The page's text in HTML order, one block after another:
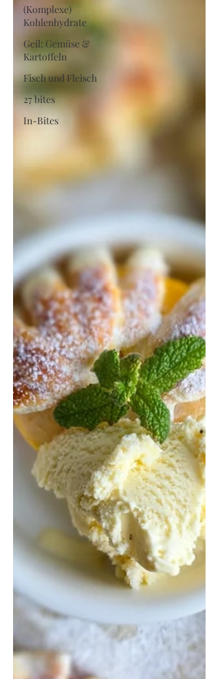
(Komplexe)
Kohlenhydrate
Geil: Gemüse &
Kartoffeln
Fisch und Fleisch
27 bites
In-Bites